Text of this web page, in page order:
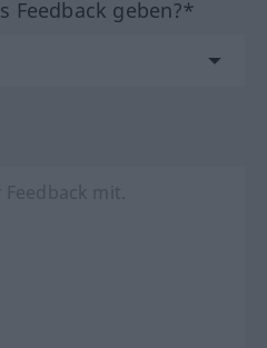
Feedback geben?*